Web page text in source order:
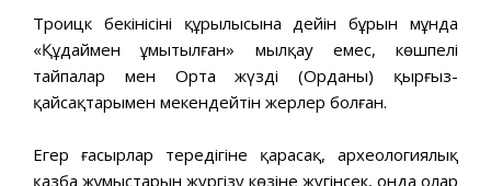
Троицк бекінісінің құрылысына дейін бұрын мұнда
«Құдаймен ұмытылған» мылқау емес, көшпелі
тайпалар мен Орта жүздің (Орданың) қырғыз-
қайсақтарымен мекендейтін жерлер болған.
Егер ғасырлар тереңдігіне қарасақ, археологиялық
қазба жұмыстарын жүргізу көзіне жүгінсек, онда олар